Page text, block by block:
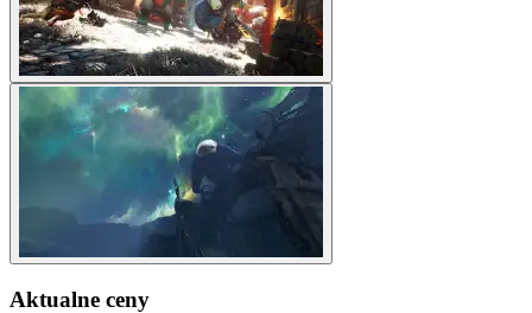
Aktualne ceny